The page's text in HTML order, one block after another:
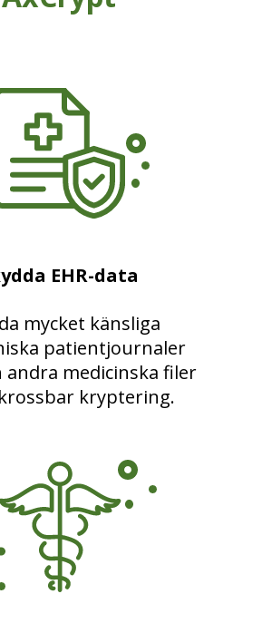
EHR-data
mycket känsliga
patientjournaler
andra medicinska filer
kryptering.